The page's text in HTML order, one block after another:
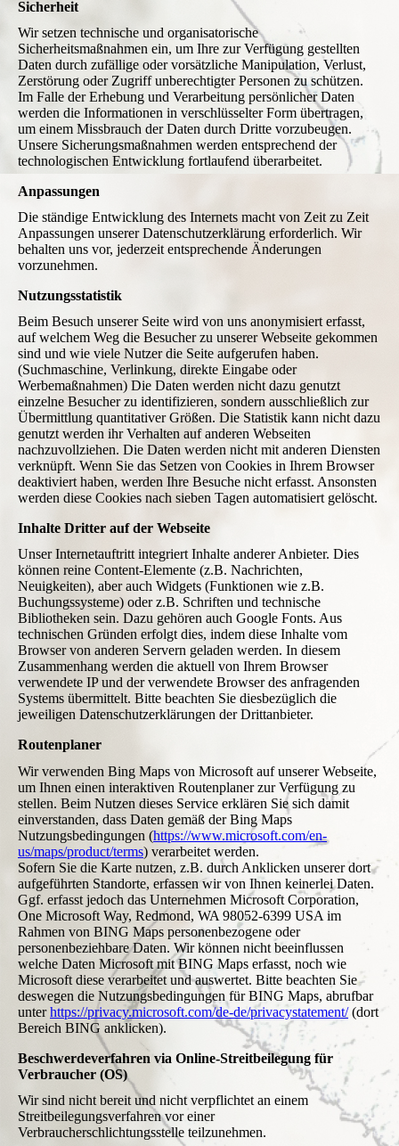
Sicherheit
Wir setzen technische und organisatorische
Sicherheitsmaßnahmen ein, um Ihre zur Verfügung gestellten
Daten durch zufällige oder vorsätzliche Manipulation, Verlust,
Zerstörung oder Zugriff unberechtigter Personen zu schützen.
Im Falle der Erhebung und Verarbeitung persönlicher Daten
werden die Informationen in verschlüsselter Form übertragen,
um einem Missbrauch der Daten durch Dritte vorzubeugen.
Unsere Sicherungsmaßnahmen werden entsprechend der
technologischen Entwicklung fortlaufend überarbeitet.
Anpassungen
Die ständige Entwicklung des Internets macht von Zeit zu Zeit
Anpassungen unserer Datenschutzerklärung erforderlich. Wir
behalten uns vor, jederzeit entsprechende Änderungen
vorzunehmen.
Nutzungsstatistik
Beim Besuch unserer Seite wird von uns anonymisiert erfasst,
auf welchem Weg die Besucher zu unserer Webseite gekommen
sind und wie viele Nutzer die Seite aufgerufen haben.
(Suchmaschine, Verlinkung, direkte Eingabe oder
Werbemaßnahmen) Die Daten werden nicht dazu genutzt
einzelne Besucher zu identifizieren, sondern ausschließlich zur
Übermittlung quantitativer Größen. Die Statistik kann nicht dazu
genutzt werden ihr Verhalten auf anderen Webseiten
nachzuvollziehen. Die Daten werden nicht mit anderen Diensten
verknüpft. Wenn Sie das Setzen von Cookies in Ihrem Browser
deaktiviert haben, werden Ihre Besuche nicht erfasst. Ansonsten
werden diese Cookies nach sieben Tagen automatisiert gelöscht.
Inhalte Dritter auf der Webseite
Unser Internetauftritt integriert Inhalte anderer Anbieter. Dies
können reine Content-Elemente (z.B. Nachrichten,
Neuigkeiten), aber auch Widgets (Funktionen wie z.B.
Buchungssysteme) oder z.B. Schriften und technische
Bibliotheken sein. Dazu gehören auch Google Fonts. Aus
technischen Gründen erfolgt dies, indem diese Inhalte vom
Browser von anderen Servern geladen werden. In diesem
Zusammenhang werden die aktuell von Ihrem Browser
verwendete IP und der verwendete Browser des anfragenden
Systems übermittelt. Bitte beachten Sie diesbezüglich die
jeweiligen Datenschutzerklärungen der Drittanbieter.
Routenplaner
Wir verwenden Bing Maps von Microsoft auf unserer Webseite,
um Ihnen einen interaktiven Routenplaner zur Verfügung zu
stellen. Beim Nutzen dieses Service erklären Sie sich damit
einverstanden, dass Daten gemäß der Bing Maps
Nutzungsbedingungen (https://www.microsoft.com/en-
us/maps/product/terms) verarbeitet werden.
Sofern Sie die Karte nutzen, z.B. durch Anklicken unserer dort
aufgeführten Standorte, erfassen wir von Ihnen keinerlei Daten.
Ggf. erfasst jedoch das Unternehmen Microsoft Corporation,
One Microsoft Way, Redmond, WA 98052-6399 USA im
Rahmen von BING Maps personenbezogene oder
personenbeziehbare Daten. Wir können nicht beeinflussen
welche Daten Microsoft mit BING Maps erfasst, noch wie
Microsoft diese verarbeitet und auswertet. Bitte beachten Sie
deswegen die Nutzungsbedingungen für BING Maps, abrufbar
unterhttps://privacy.microsoft.com/de-de/privacystatement/(dort
Bereich BING anklicken).
Beschwerdeverfahren via Online-Streitbeilegung für
Verbraucher (OS)
Wir sind nicht bereit und nicht verpflichtet an einem
Streitbeilegungsverfahren vor einer
Verbraucherschlichtungsstelle teilzunehmen.